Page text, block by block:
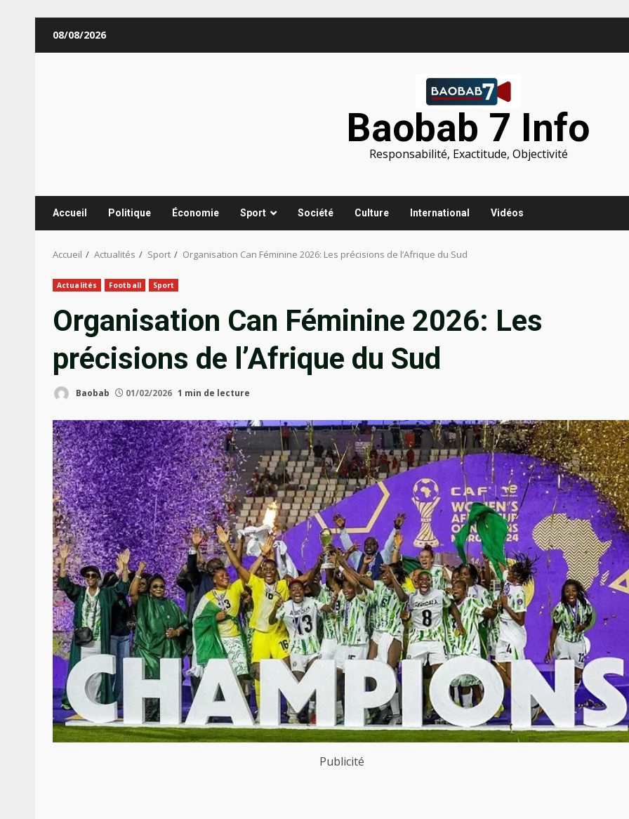
08/08/2026
Baobab 7 Info
Responsabilité, Exactitude, Objectivité
Accueil Politique Économie Sport Société Culture International Vidéos
Accueil Actualités Sport Organisation Can Féminine 2026: Les précisions de l’Afrique du Sud
Actualités Football Sport
Organisation Can Féminine 2026: Les
précisions de l’Afrique du Sud
Baobab 01/02/2026 1 min de lecture
Publicité